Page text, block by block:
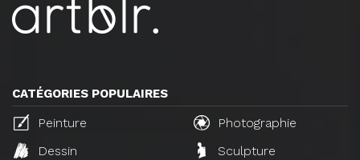
CATÉGORIES POPULAIRES
Peinture
Photographie
Dessin
Sculpture